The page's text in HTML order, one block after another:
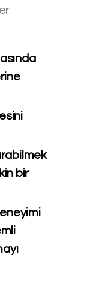
bir